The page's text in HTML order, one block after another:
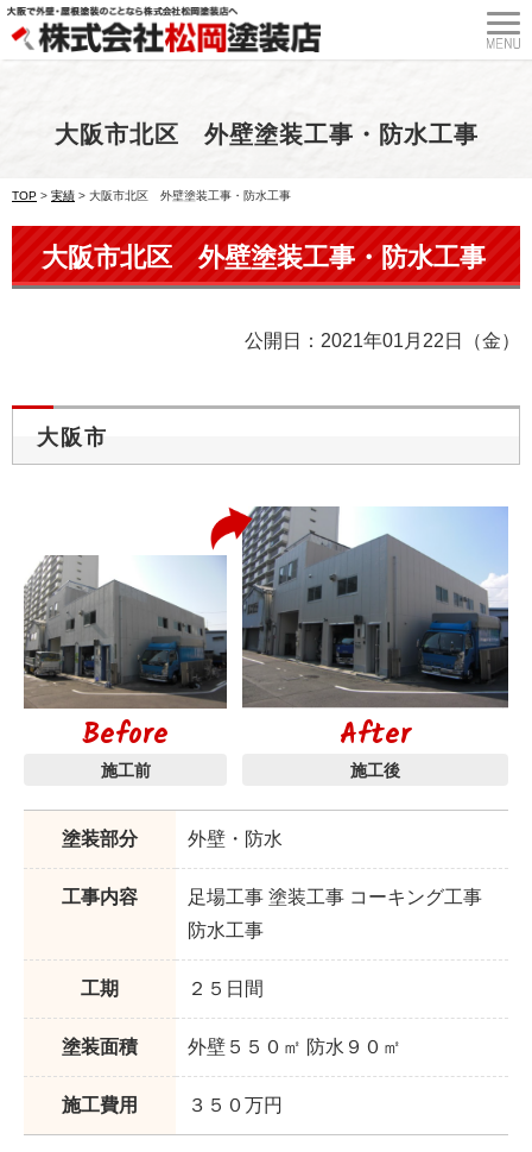
大阪市北区 外壁塗装工事・防水工事
TOP > 実績 > 大阪市北区 外壁塗装工事・防水工事
大阪市北区 外壁塗装工事・防水工事
公開日：2021年01月22日（金）
大阪市
Before
施工前
After
施工後
塗装部分 外壁・防水
工事内容
足場工事 塗装工事 コーキング工事
防水工事
工期 ２５日間
塗装面積 外壁５５０㎡ 防水９０㎡
施工費用 ３５０万円